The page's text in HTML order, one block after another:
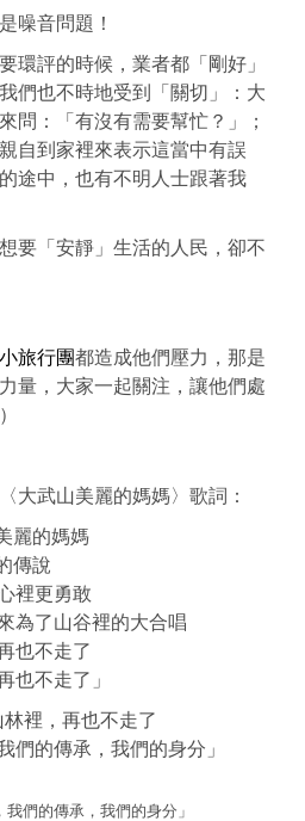
噪音問題！
環評的時候，業者都「剛好」
們也不時地受到「關切」：大
問：「有沒有需要幫忙？」；
自到家裡來表示這當中有誤
途中，也有不明人士跟著我
要「安靜」生活的人民，卻不
旅行團都造成他們壓力，那是
量，大家一起關注，讓他們處
）
大武山美麗的媽媽〉歌詞：
麗的媽媽
傳說
裡更勇敢
為了山谷裡的大合唱
也不走了
也不走了」
裡，再也不走了
們的傳承，我們的身分」
們的傳承，我們的身分」